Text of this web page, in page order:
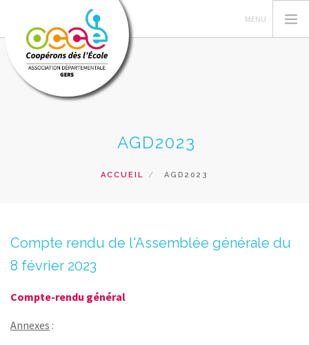
FORMATIONS
ACCÈS CAD
RECHERCHER
AGD2023
ACCUEIL AGD2023
Compte rendu de l'Assemblée générale du
8 février 2023
Compte-rendu général
Annexes :